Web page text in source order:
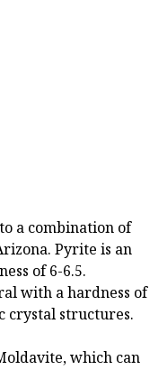
a combination of
Pyrite is an
of 6-6.5.
with a hardness of
crystal structures.
which can